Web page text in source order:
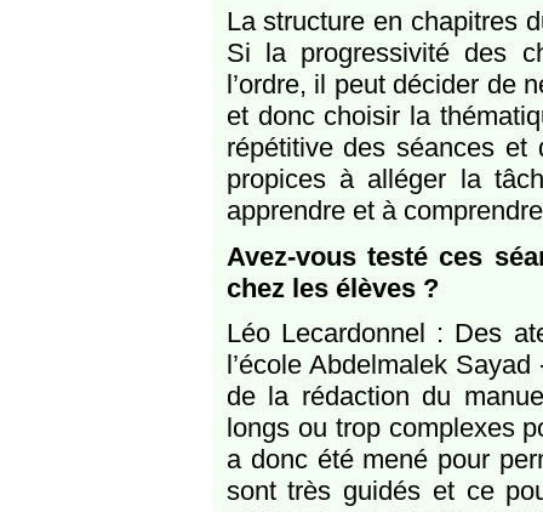
La structure en chapitres
Si la progressivité des
l’ordre, il peut décider de
et donc choisir la
répétitive des séances et
propices à alléger la
apprendre et à
Avez-vous testé ces
chez les élèves ?
Léo Lecardonnel : Des
l’école Abdelmalek
de la rédaction du
longs ou trop complexes
a donc été mené pour
sont très guidés et ce